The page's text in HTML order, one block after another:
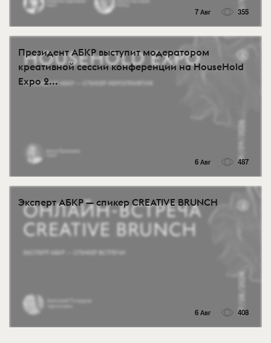
7 Авг 355
Президент АБКР выступит модератором
креативной сессии конференции на HouseHold
Expo 2...
6 Авг 487
Эксперт АБКР — спикер CREATIVE BRUNCH
6 Авг 408